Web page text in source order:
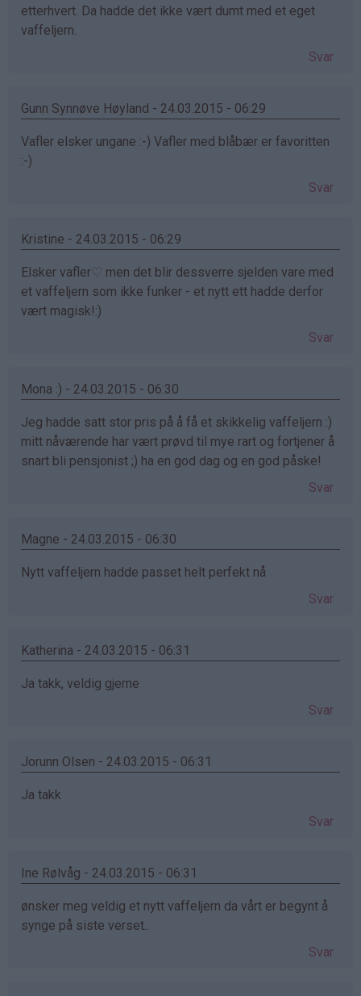
etterhvert. Da hadde det ikke vært dumt med et eget
vaffeljern.
Svar
Gunn Synnøve Høyland - 24.03.2015 - 06:29
Vafler elsker ungane :-) Vafler med blåbær er favoritten
:-)
Svar
Kristine - 24.03.2015 - 06:29
Elsker vafler♡ men det blir dessverre sjelden vare med
et vaffeljern som ikke funker - et nytt ett hadde derfor
vært magisk!:)
Svar
Mona :) - 24.03.2015 - 06:30
Jeg hadde satt stor pris på å få et skikkelig vaffeljern :)
mitt nåværende har vært prøvd til mye rart og fortjener å
snart bli pensjonist ;) ha en god dag og en god påske!
Svar
Magne - 24.03.2015 - 06:30
Nytt vaffeljern hadde passet helt perfekt nå
Svar
Katherina - 24.03.2015 - 06:31
Ja takk, veldig gjerne
Svar
Jorunn Olsen - 24.03.2015 - 06:31
Ja takk
Svar
Ine Rølvåg - 24.03.2015 - 06:31
ønsker meg veldig et nytt vaffeljern da vårt er begynt å
synge på siste verset..
Svar